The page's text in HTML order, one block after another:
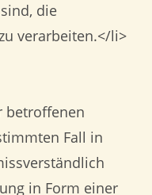
die
verarbeiten.</li>
betroffenen
Fall in
in Form einer